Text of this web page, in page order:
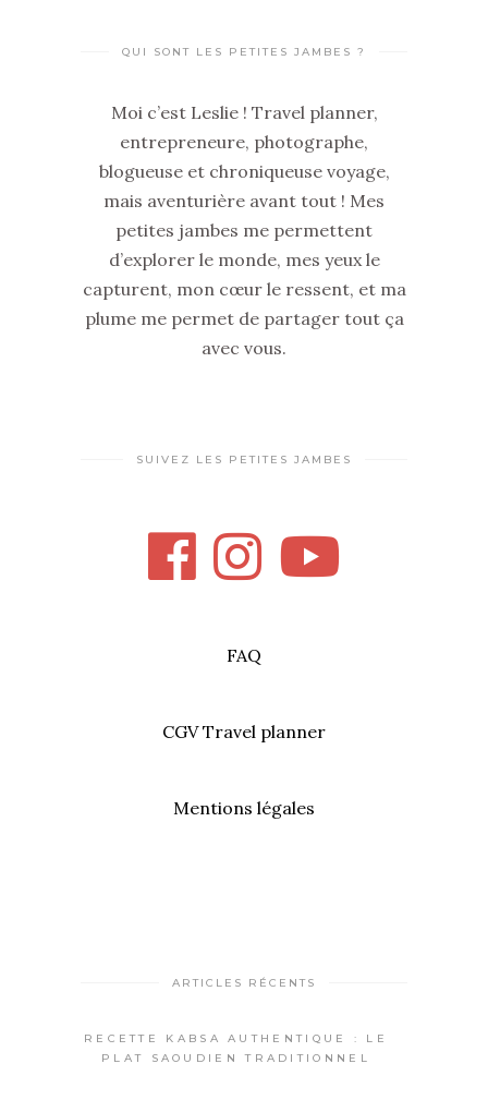
QUI SONT LES PETITES JAMBES ?
Moi c’est Leslie ! Travel planner,
entrepreneure, photographe,
blogueuse et chroniqueuse voyage,
mais aventurière avant tout ! Mes
petites jambes me permettent
d’explorer le monde, mes yeux le
capturent, mon cœur le ressent, et ma
plume me permet de partager tout ça
avec vous.
SUIVEZ LES PETITES JAMBES
FAQ
CGV Travel planner
Mentions légales
ARTICLES RÉCENTS
RECETTE KABSA AUTHENTIQUE : LE
PLAT SAOUDIEN TRADITIONNEL